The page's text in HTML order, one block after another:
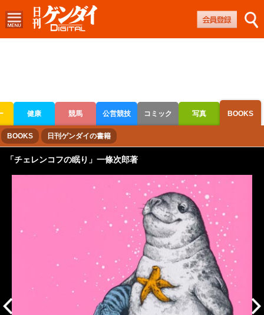
健康 競馬 公営競技 コミック 写真 BOOKS
ボートレース 競輪 オートレース
BOOKS 日刊ゲンダイの書籍
「チェレンコフの眠り」一條次郎著